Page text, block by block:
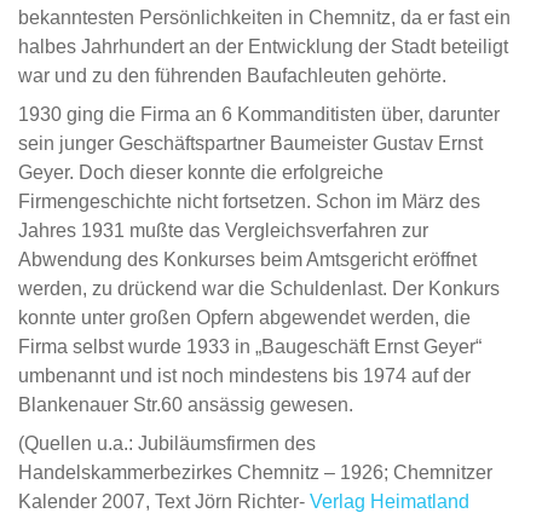
bekanntesten Persönlichkeiten in Chemnitz, da er fast ein
halbes Jahrhundert an der Entwicklung der Stadt beteiligt
war und zu den führenden Baufachleuten gehörte.
1930 ging die Firma an 6 Kommanditisten über, darunter
sein junger Geschäftspartner Baumeister Gustav Ernst
Geyer. Doch dieser konnte die erfolgreiche
Firmengeschichte nicht fortsetzen. Schon im März des
Jahres 1931 mußte das Vergleichsverfahren zur
Abwendung des Konkurses beim Amtsgericht eröffnet
werden, zu drückend war die Schuldenlast. Der Konkurs
konnte unter großen Opfern abgewendet werden, die
Firma selbst wurde 1933 in „Baugeschäft Ernst Geyer“
umbenannt und ist noch mindestens bis 1974 auf der
Blankenauer Str.60 ansässig gewesen.
(Quellen u.a.: Jubiläumsfirmen des
Handelskammerbezirkes Chemnitz – 1926; Chemnitzer
Kalender 2007, Text Jörn Richter- Verlag Heimatland